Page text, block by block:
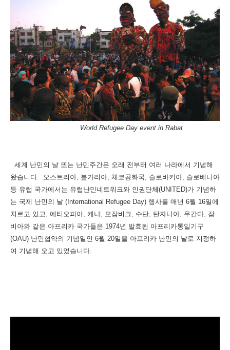
World Refugee Day event in Rabat
세계 난민의 날 또는 난민주간은 오래 전부터 여러 나라에서 기념해
왔습니다.
오스트리아, 불가리아, 체코공화국, 슬로바키아, 슬로베니아
등 유럽 국가에서는 유럽난민네트워크와 인권단체(UNITED)가 기념하
는 국제 난민의 날 (International Refugee Day) 행사를 매년 6월 16일에
치르고 있고, 에티오피아, 케냐, 모잠비크, 수단, 탄자니아, 우간다, 잠
비아와 같은 아프리카 국가들은 1974년 발효된 아프리카통일기구
(OAU) 난민협약의 기념일인 6월 20일을 아프리카 난민의 날로 지정하
여 기념해 오고 있었습니다.